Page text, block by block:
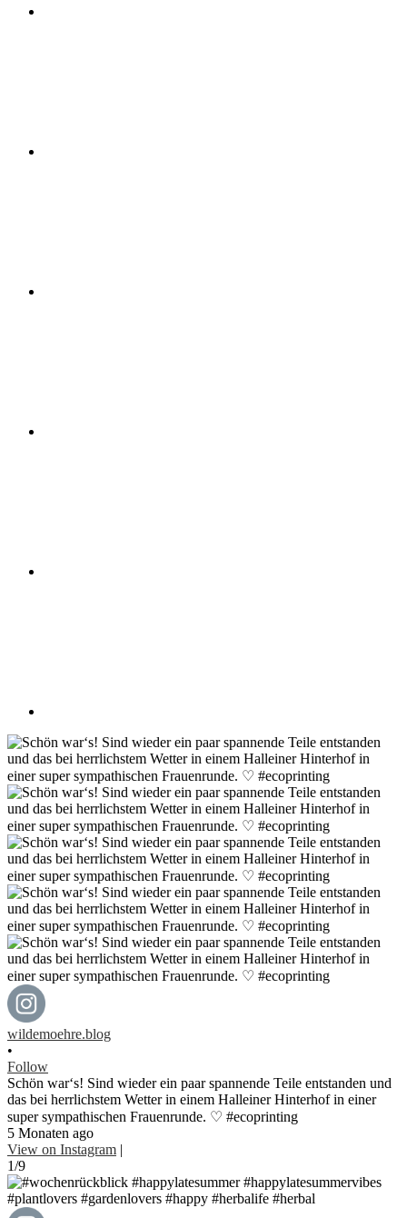
wildemoehre.blog
•
Follow
Schön war‘s! Sind wieder ein paar spannende Teile entstanden und
das bei herrlichstem Wetter in einem Halleiner Hinterhof in einer
super sympathischen Frauenrunde. ♡ #ecoprinting
5 Monaten ago
View on Instagram |
1/9